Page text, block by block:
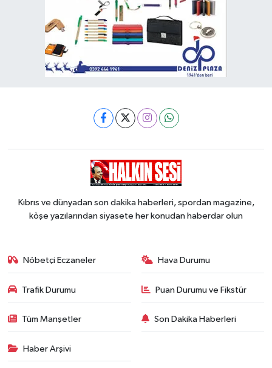
Kıbrıs ve dünyadan son dakika haberleri, spordan magazine,
köşe yazılarından siyasete her konudan haberdar olun
Nöbetçi Eczaneler Hava Durumu
Trafik Durumu Puan Durumu ve Fikstür
Tüm Manşetler Son Dakika Haberleri
Haber Arşivi